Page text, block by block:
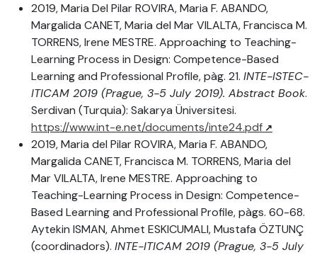
2019, Maria Del Pilar ROVIRA, Maria F. ABANDO,
Margalida CANET, Maria del Mar VILALTA, Francisca M.
TORRENS, Irene MESTRE. Approaching to Teaching-
Learning Process in Design: Competence-Based
Learning and Professional Profile, pàg. 21. INTE-ISTEC-
ITICAM 2019 (Prague, 3-5 July 2019). Abstract Book.
Serdivan (Turquia): Sakarya Üniversitesi.
https://www.int-e.net/documents/inte24.pdf
2019, Maria del Pilar ROVIRA, Maria F. ABANDO,
Margalida CANET, Francisca M. TORRENS, Maria del
Mar VILALTA, Irene MESTRE. Approaching to
Teaching-Learning Process in Design: Competence-
Based Learning and Professional Profile, pàgs. 60-68.
Aytekin ISMAN, Ahmet ESKICUMALI, Mustafa ÖZTUNÇ
(coordinadors). INTE-ITICAM 2019 (Prague, 3-5 July